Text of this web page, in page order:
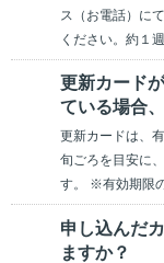
ス（お電話）に
ください。約１
更新カード
ている場合
更新カードは、
旬ごろを目安に
す。 ※有効期限
申し込んだ
ますか？